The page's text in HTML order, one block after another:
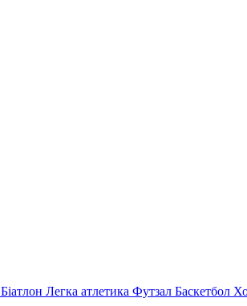
Біатлон Легка атлетика Футзал Баскетбол